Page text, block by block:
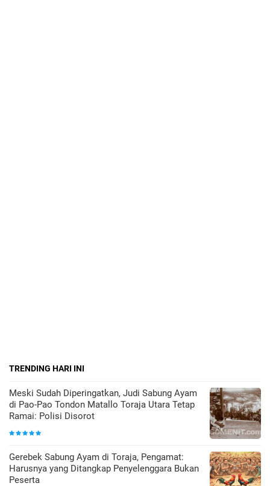
TRENDING HARI INI
Meski Sudah Diperingatkan, Judi Sabung Ayam
di Pao-Pao Tondon Matallo Toraja Utara Tetap
Ramai: Polisi Disorot
Gerebek Sabung Ayam di Toraja, Pengamat:
Harusnya yang Ditangkap Penyelenggara Bukan
Peserta